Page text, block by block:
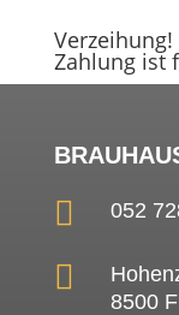
Zahlung ist
 052

8500